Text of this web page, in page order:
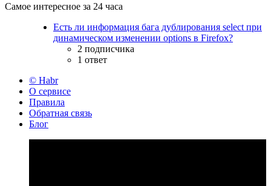
Самое интересное за 24 часа
Есть ли информация бага дублирования select при
динамическом изменении options в Firefox?
2 подписчика
1 ответ
© Habr
О сервисе
Правила
Обратная связь
Блог